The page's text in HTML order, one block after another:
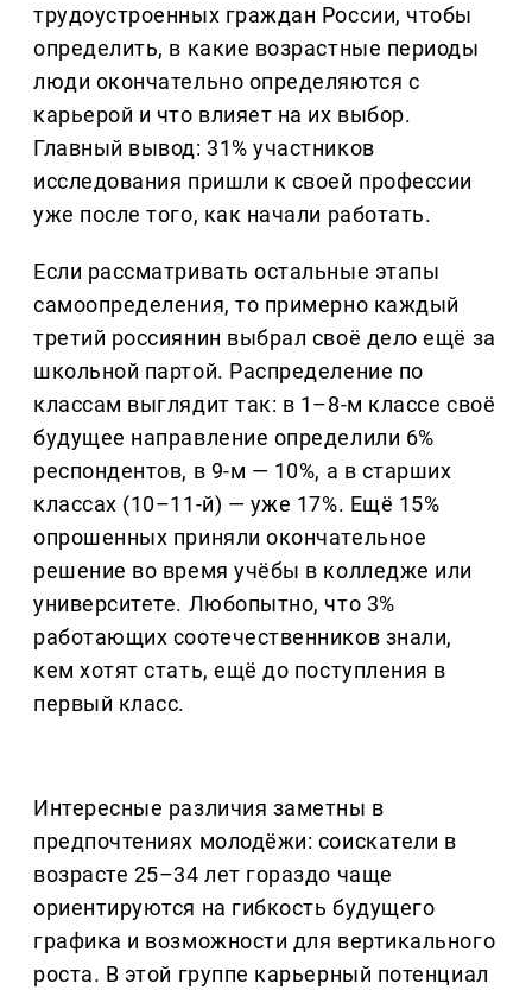
трудоустроенных граждан России, чтобы
определить, в какие возрастные периоды
люди окончательно определяются с
карьерой и что влияет на их выбор.
Главный вывод: 31% участников
исследования пришли к своей профессии
уже после того, как начали работать.
Если рассматривать остальные этапы
самоопределения, то примерно каждый
третий россиянин выбрал своё дело ещё за
школьной партой. Распределение по
классам выглядит так: в 1–8-м классе своё
будущее направление определили 6%
респондентов, в 9-м — 10%, а в старших
классах (10–11-й) — уже 17%. Ещё 15%
опрошенных приняли окончательное
решение во время учёбы в колледже или
университете. Любопытно, что 3%
работающих соотечественников знали,
кем хотят стать, ещё до поступления в
первый класс.
Интересные различия заметны в
предпочтениях молодёжи: соискатели в
возрасте 25–34 лет гораздо чаще
ориентируются на гибкость будущего
графика и возможности для вертикального
роста. В этой группе карьерный потенциал